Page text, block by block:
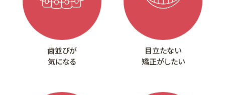
歯並びが
気になる
目立たない
矯正がしたい